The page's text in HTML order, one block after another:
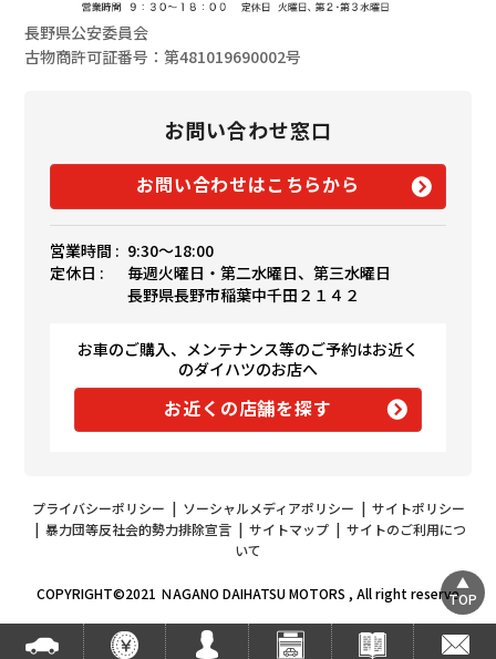
長野県公安委員会
古物商許可証番号：第481019690002号
お問い合わせ窓口
お問い合わせはこちらから
営業時間 : 9:30〜18:00
定休日 :
毎週火曜日・第二水曜日、第三水曜日
長野県長野市稲葉中千田２１４２
お車のご購入、メンテナンス等のご予約はお近く
のダイハツのお店へ
お近くの店舗を探す
プライバシーポリシー | ソーシャルメディアポリシー | サイトポリシー
| 暴力団等反社会的勢力排除宣言| サイトマップ| サイトのご利用につ
いて
COPYRIGHT©2021 ＮAGANO DAIHATSU MOTORS , All right reserveTOP